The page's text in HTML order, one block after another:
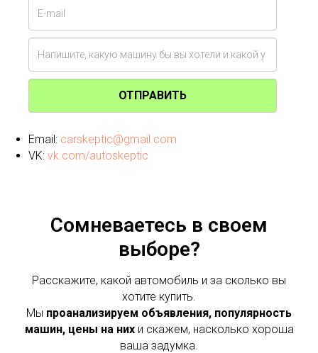
ОТПРАВИТЬ
Email: carskeptic@gmail.com
VK: vk.com/autoskeptic
Сомневаетесь в своем
выборе?
Расскажите, какой автомобиль и за сколько вы
хотите купить.
Мы проанализируем объявления, популярность
машин, цены на нихи скажем, насколько хороша
ваша задумка.